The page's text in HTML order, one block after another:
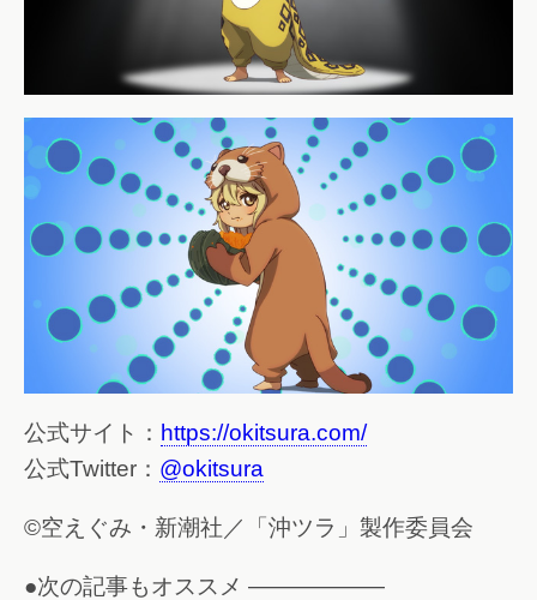
公式サイト： https://okitsura.com/
公式Twitter： @okitsura
©空えぐみ・新潮社／「沖ツラ」製作委員会
●次の記事もオススメ ——————